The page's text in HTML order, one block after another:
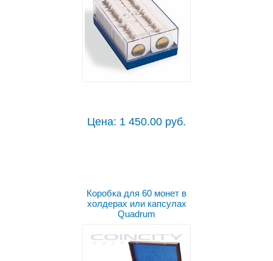
Цена: 1 450.00 руб.
Коробка для 60 монет в
холдерах или капсулах
Quadrum